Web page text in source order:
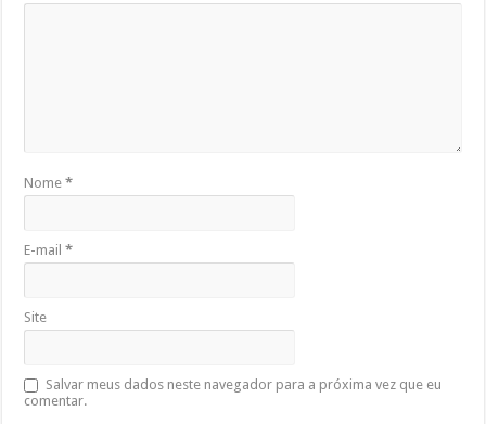
Nome*
E-mail*
Site
Salvar meus dados neste navegador para a próxima vez que eu
comentar.